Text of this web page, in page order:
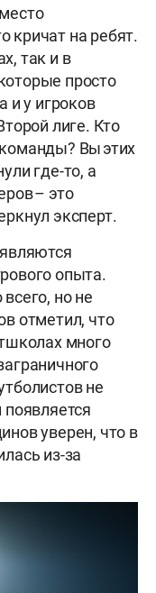
кричат на ребят.
так и в
просто
и у игроков
лиге. Кто
Вы этих
где-то, а
– это
эксперт.
опыта.
но не
отметил, что
много
не
уверен, что в
из-за